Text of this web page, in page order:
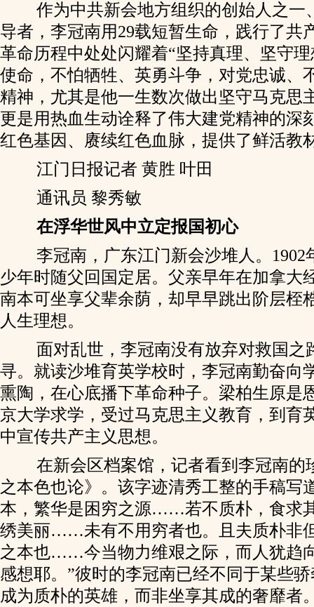
作为中共新会地方组织的创始人之一
导者，李冠南用29载短暂生命，践行了共
革命历程中处处闪耀着“坚持真理、坚守
使命，不怕牺牲、英勇斗争，对党忠诚、
精神，尤其是他一生数次做出坚守马克思
更是用热血生动诠释了伟大建党精神的深
红色基因、赓续红色血脉，提供了鲜活教
江门日报记者 黄胜 叶田
通讯员 黎秀敏
在浮华世风中立定报国初心
李冠南，广东江门新会沙堆人。1902
少年时随父回国定居。父亲早年在加拿大
南本可坐享父辈余荫，却早早跳出阶层桎
人生理想。
面对乱世，李冠南没有放弃对救国之
寻。就读沙堆育英学校时，李冠南勤奋向
熏陶，在心底播下革命种子。梁柏生原是
京大学求学，受过马克思主义教育，到育
中宣传共产主义思想。
在新会区档案馆，记者看到李冠南的
之本色也论》。该字迹清秀工整的手稿写
本，繁华是困穷之源……若不质朴，食求
绣美丽……未有不用穷者也。且夫质朴非
之本也……今当物力维艰之际，而人犹趋
感想耶。”彼时的李冠南已经不同于某些
成为质朴的英雄，而非坐享其成的奢靡者